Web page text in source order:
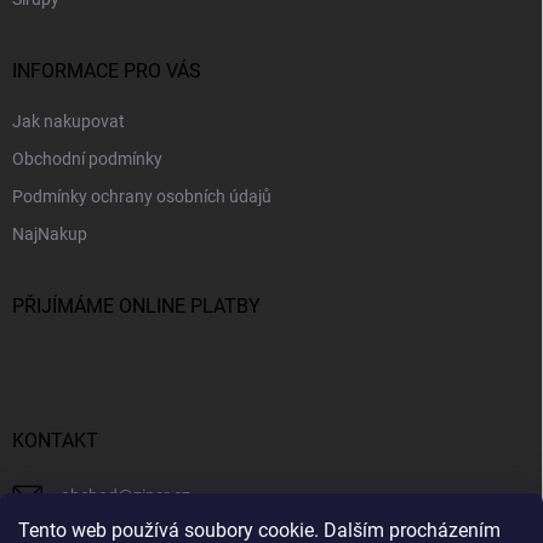
Tento web používá soubory cookie. Dalším procházením
INFORMACE PRO VÁS
Jak nakupovat
Obchodní podmínky
Podmínky ochrany osobních údajů
NajNakup
PŘIJÍMÁME ONLINE PLATBY
KONTAKT
obchod@ziner.cz